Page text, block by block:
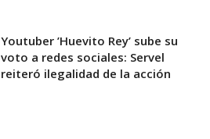
Youtuber ’Huevito Rey’ sube su
voto a redes sociales: Servel
reiteró ilegalidad de la acción